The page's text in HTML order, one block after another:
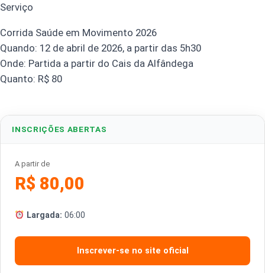
Serviço
Corrida Saúde em Movimento 2026
Quando: 12 de abril de 2026, a partir das 5h30
Onde: Partida a partir do Cais da Alfândega
Quanto: R$ 80
INSCRIÇÕES ABERTAS
A partir de
R$ 80,00
Largada: 06:00
Inscrever-se no site oficial